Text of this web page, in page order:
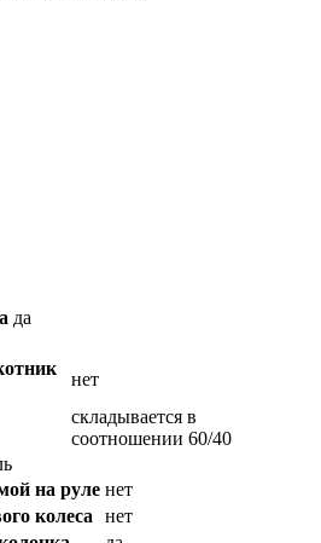
да
нет
складывается в
соотношении 60/40
на руле нет
колеса
нет